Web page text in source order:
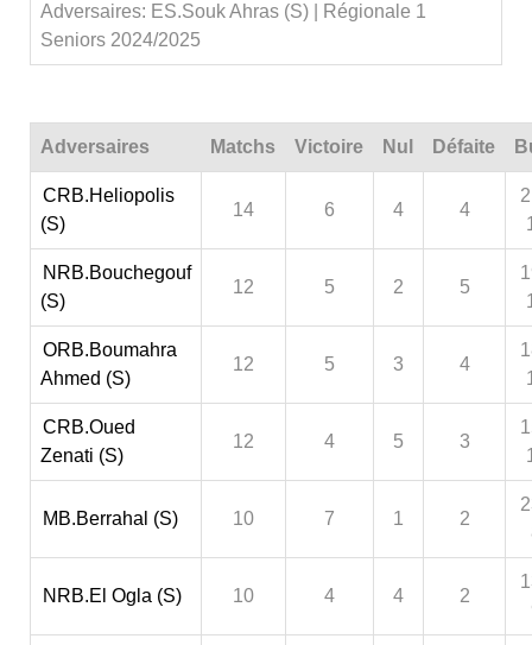
Adversaires: ES.Souk Ahras (S) | Régionale 1
Seniors 2024/2025
Adversaires Matchs Victoire Nul Défaite
CRB.Heliopolis
(S)
14 6 4 4
NRB.Bouchegouf
(S)
12 5 2 5
ORB.Boumahra
Ahmed (S)
12 5 3 4
CRB.Oued
Zenati (S)
12 4 5 3
MB.Berrahal (S) 10 7 1 2
NRB.El Ogla (S) 10 4 4 2